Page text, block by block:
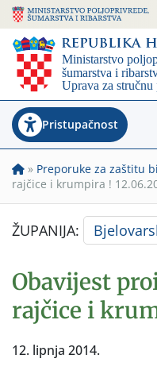
Pristupačnost
» Preporuke za zaštitu
rajčice i krumpira !
ŽUPANIJA:
Obavijest
rajčice i
12. lipnja 2014.